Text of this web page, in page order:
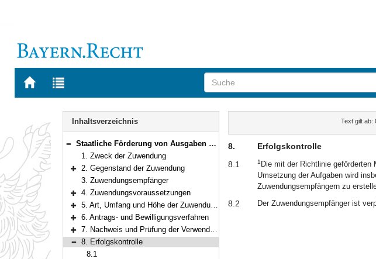
Zur
BAYERN.RECHT
Zur
letzten
Navigation
Inhaltsverzeichnis
Bereich reduzieren
Staatliche Förderung von Ausgaben für Second-Stage-Projekte
1. Zweck der Zuwendung
Bereich erweitern
2. Gegenstand der Zuwendung
3. Zuwendungsempfänger
Bereich erweitern
4. Zuwendungsvoraussetzungen
Bereich erweitern
5. Art, Umfang und Höhe der Zuwendung
Bereich erweitern
6. Antrags- und Bewilligungsverfahren
Bereich erweitern
7. Nachweis und Prüfung der Verwendung
Bereich reduzieren
8. Erfolgskontrolle
8.1
Text gilt ab:
8.
Erfolgskontrolle
8.1
1 Die mit der Richtlinie
Umsetzung der Aufgaben wird
Zuwendungsempfängern zu
8.2 Der Zuwendungsempfänger ist